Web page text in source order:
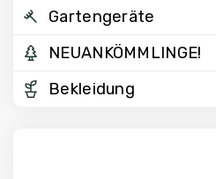
Gartengeräte
NEUANKÖMMLINGE!
Bekleidung